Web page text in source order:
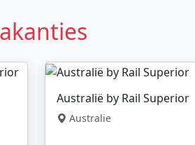
Australië by Rail Superior
Australie